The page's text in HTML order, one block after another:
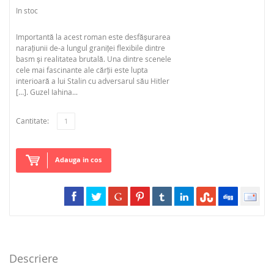
In stoc
Importantă la acest roman este desfășurarea
narațiunii de-a lungul graniței flexibile dintre
basm și realitatea brutală. Una dintre scenele
cele mai fascinante ale cărții este lupta
interioară a lui Stalin cu adversarul său Hitler
[…]. Guzel Iahina...
Cantitate:
Adauga in cos
Descriere